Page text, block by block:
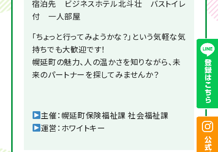
宿泊先 ビジネスホテル北斗壮 バストイレ
付 一人部屋
「ちょっと行ってみようかな？」という気軽な気
持ちでも大歓迎です！
幌延町の魅力、人の温かさを知りながら、未
来のパートナーを探してみませんか？
主催：幌延町保険福祉課 社会福祉課
運営：ホワイトキー